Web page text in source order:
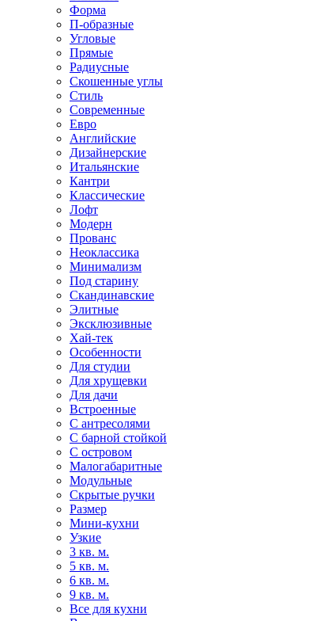
Форма
П-образные
Угловые
Прямые
Радиусные
Скошенные углы
Стиль
Современные
Евро
Английские
Дизайнерские
Итальянские
Кантри
Классические
Лофт
Модерн
Прованс
Неоклассика
Минимализм
Под старину
Скандинавские
Элитные
Эксклюзивные
Хай-тек
Особенности
Для студии
Для хрущевки
Для дачи
Встроенные
С антресолями
С барной стойкой
С островом
Малогабаритные
Модульные
Скрытые ручки
Размер
Мини-кухни
Узкие
3 кв. м.
5 кв. м.
6 кв. м.
9 кв. м.
Все для кухни